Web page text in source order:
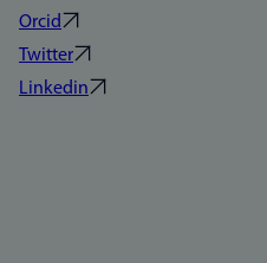
Orcid
Twitter
Linkedin